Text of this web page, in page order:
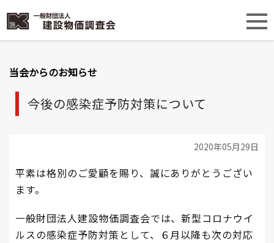
当会からのお知らせ
今後の感染症予防対策について
2020年05月29日
平素は格別のご愛顧を賜り、誠にありがとうござい
ます。
一般財団法人建設物価調査会では、新型コロナウイ
ルスの感染症予防対策として、６月以降も次の対応